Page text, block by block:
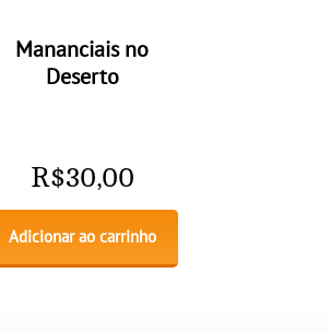
Mananciais no
Deserto
R$30,00
Adicionar ao carrinho